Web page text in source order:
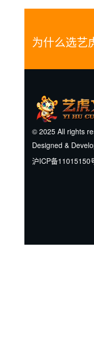
为什么选艺
© 2025 All rights
Designed &
沪ICP备11015150